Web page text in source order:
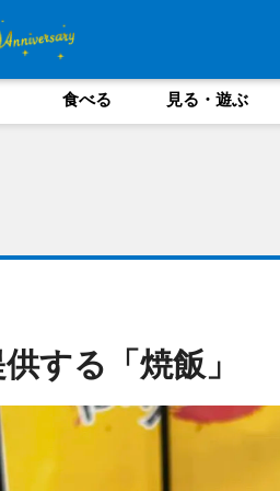
食べる 見る・遊ぶ
する「焼飯」